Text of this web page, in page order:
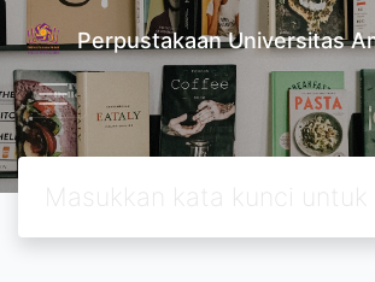
Perpustakaan Universitas